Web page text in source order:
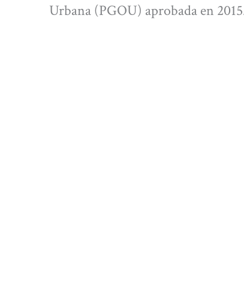
Urbana (PGOU) aprobada en